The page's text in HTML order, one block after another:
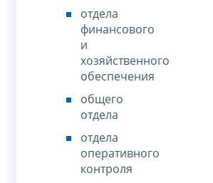
отдела
финансового
и
хозяйственного
обеспечения
общего
отдела
отдела
оперативного
контроля